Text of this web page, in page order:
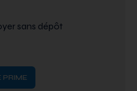
sans dépôt
PRIME